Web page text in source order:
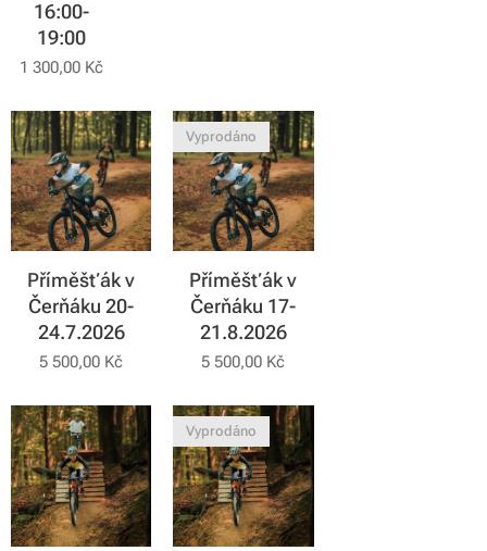
16:00-
19:00
1 300,00Kč
Příměšťák v
Čerňáku 20-
24.7.2026
5 500,00 Kč
Příměšťák v
Čerňáku 17-
21.8.2026
Vyprodáno
5 500,00 Kč
Vyprodáno